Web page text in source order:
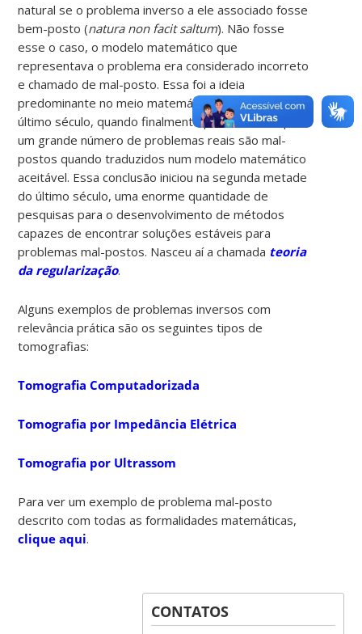
natural se o problema inverso a ele associado fosse
bem-posto (natura non facit saltum). Não fosse
esse o caso, o modelo matemático que
representava o problema era considerado incorreto
e chamado de mal-posto. Essa foi a ideia
predominante no meio matemático até o início do
último século, quando finalmente percebeu-se que
um grande número de problemas reais são mal-
postos quando traduzidos num modelo matemático
aceitável. Essa conclusão iniciou na segunda metade
do último século, uma enorme quantidade de
pesquisas para o desenvolvimento de métodos
capazes de encontrar soluções estáveis para
problemas mal-postos. Nasceu aí a chamada teoria
da regularização.
Alguns exemplos de problemas inversos com
relevância prática são os seguintes tipos de
tomografias:
Tomografia Computadorizada
Tomografia por Impedância Elétrica
Tomografia por Ultrassom
Para ver um exemplo de problema mal-posto
descrito com todas as formalidades matemáticas,
clique aqui.
CONTATOS